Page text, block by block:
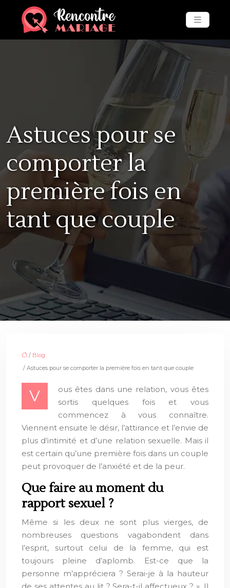
Astuces pour se
comporter la
première fois en
tant que couple
/ Blog
/ Astuces pour se comporter la première fois en tant que couple
V
ous êtes dans une relation, vous êtes
sortis quelques fois et vous
commencez à vous connaître.
Viennent ensuite le désir, l’attirance et l’envie de
plus d’intimité et d’une relation sexuelle. Mais il
est certain qu’une première fois dans un couple
peut provoquer de l’anxiété et de la peur.
Que faire au moment du
rapport sexuel ?
Même si les deux ne sont plus vierges, de
nombreuses questions vagabondent dans
l’esprit, surtout celui de la femme, qui est
toujours pleine d’aplomb. Est-ce que la
personne m’appréciera ? Serai-je à la hauteur